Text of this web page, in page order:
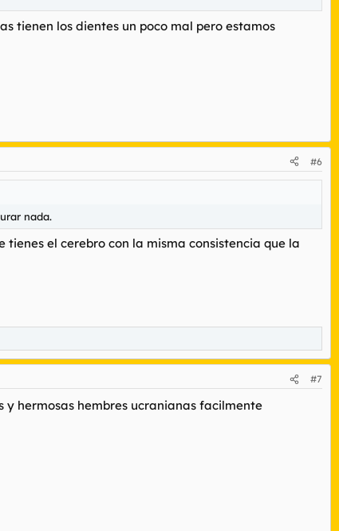
tienen los dientes un poco mal pero estamos
#6
nada.
el cerebro con la misma consistencia que la
#7
hermosas hembres ucranianas facilmente